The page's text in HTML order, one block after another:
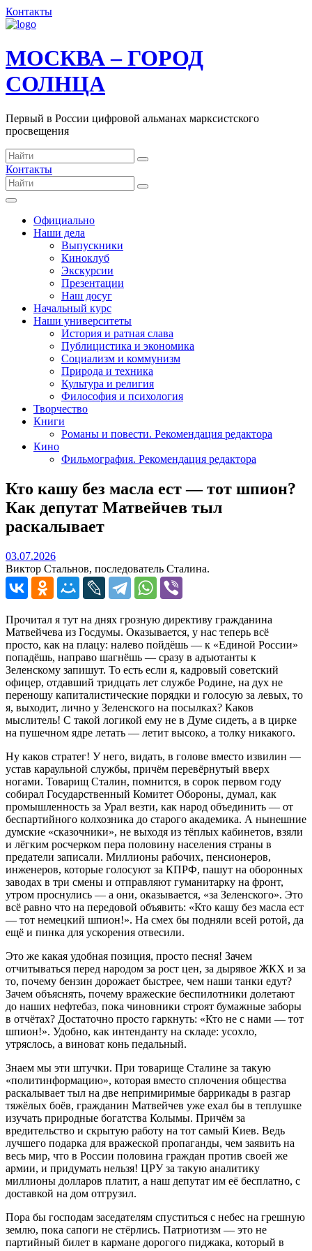
Контакты
МОСКВА – ГОРОД
СОЛНЦА
Первый в России цифровой альманах марксистского
просвещения
Контакты
Официально
Наши дела
Выпускники
Киноклуб
Экскурсии
Презентации
Наш досуг
Начальный курс
Наши университеты
История и ратная слава
Публицистика и экономика
Социализм и коммунизм
Природа и техника
Культура и религия
Философия и психология
Творчество
Книги
Романы и повести. Рекомендация редактора
Кино
Фильмография. Рекомендация редактора
Кто кашу без масла ест — тот шпион?
Как депутат Матвейчев тыл
раскалывает
03.07.202603.07.2026
Виктор Стальнов, последователь Сталина.
Прочитал я тут на днях грозную директиву гражданина
Матвейчева из Госдумы. Оказывается, у нас теперь всё
просто, как на плацу: налево пойдёшь — к «Единой России»
попадёшь, направо шагнёшь — сразу в адъютанты к
Зеленскому запишут. То есть если я, кадровый советский
офицер, отдавший тридцать лет службе Родине, на дух не
переношу капиталистические порядки и голосую за левых, то
я, выходит, лично у Зеленского на посылках? Каков
мыслитель! С такой логикой ему не в Думе сидеть, а в цирке
на пушечном ядре летать — летит высоко, а толку никакого.
Ну каков стратег! У него, видать, в голове вместо извилин —
устав караульной службы, причём перевёрнутый вверх
ногами. Товарищ Сталин, помнится, в сорок первом году
собирал Государственный Комитет Обороны, думал, как
промышленность за Урал везти, как народ объединить — от
беспартийного колхозника до старого академика. А нынешние
думские «сказочники», не выходя из тёплых кабинетов, взяли
и лёгким росчерком пера половину населения страны в
предатели записали. Миллионы рабочих, пенсионеров,
инженеров, которые голосуют за КПРФ, пашут на оборонных
заводах в три смены и отправляют гуманитарку на фронт,
утром проснулись — а они, оказывается, «за Зеленского». Это
всё равно что на передовой объявить: «Кто кашу без масла ест
— тот немецкий шпион!». На смех бы подняли всей ротой, да
ещё и пинка для ускорения отвесили.
Это же какая удобная позиция, просто песня! Зачем
отчитываться перед народом за рост цен, за дырявое ЖКХ и за
то, почему бензин дорожает быстрее, чем наши танки едут?
Зачем объяснять, почему вражеские беспилотники долетают
до наших нефтебаз, пока чиновники строят бумажные заборы
в отчётах? Достаточно просто гаркнуть: «Кто не с нами — тот
шпион!». Удобно, как интенданту на складе: усохло,
утряслось, а виноват конь педальный.
Знаем мы эти штучки. При товарище Сталине за такую
«политинформацию», которая вместо сплочения общества
раскалывает тыл на две непримиримые баррикады в разгар
тяжёлых боёв, гражданин Матвейчев уже ехал бы в теплушке
изучать природные богатства Колымы. Причём за
вредительство и скрытую работу на тот самый Киев. Ведь
лучшего подарка для вражеской пропаганды, чем заявить на
весь мир, что в России половина граждан против своей же
армии, и придумать нельзя! ЦРУ за такую аналитику
миллионы долларов платит, а наш депутат им её бесплатно, с
доставкой на дом отгрузил.
Пора бы господам заседателям спуститься с небес на грешную
землю, пока сапоги не стёрлись. Патриотизм — это не
партийный билет в кармане дорогого пиджака, который в